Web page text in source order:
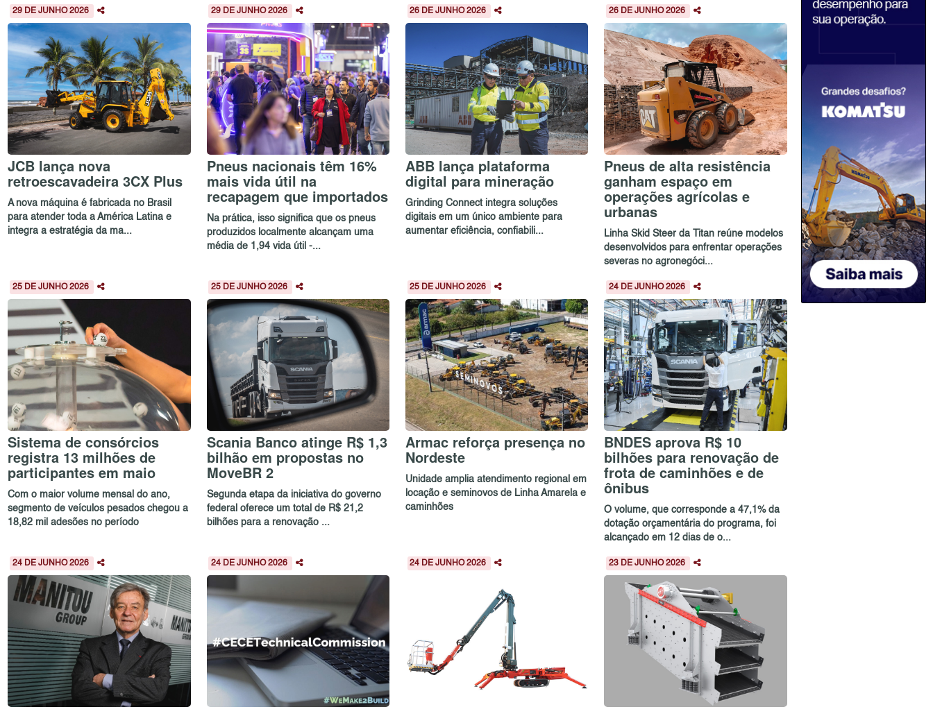
29 DE JUNHO 2026
JCB lança nova
retroescavadeira 3CX Plus
A nova máquina é fabricada no Brasil
para atender toda a América Latina e
integra a estratégia da ma...
29 DE JUNHO 2026
Pneus nacionais têm 16%
mais vida útil na
recapagem que importados
Na prática, isso significa que os pneus
produzidos localmente alcançam uma
média de 1,94 vida útil -...
26 DE JUNHO 2026
ABB lança plataforma
digital para mineração
Grinding Connect integra soluções
digitais em um único ambiente para
aumentar eficiência, confiabili...
26 DE JUNHO 2026
Pneus de alta resistência
ganham espaço em
operações agrícolas e
urbanas
Linha Skid Steer da Titan reúne modelos
desenvolvidos para enfrentar operações
severas no agronegóci...
25 DE JUNHO 2026
Sistema de consórcios
registra 13 milhões de
participantes em maio
Com o maior volume mensal do ano,
segmento de veículos pesados chegou a
18,82 mil adesões no período
25 DE JUNHO 2026
Scania Banco atinge R$ 1,3
bilhão em propostas no
MoveBR 2
Segunda etapa da iniciativa do governo
federal oferece um total de R$ 21,2
bilhões para a renovação ...
25 DE JUNHO 2026
Armac reforça presença no
Nordeste
Unidade amplia atendimento regional em
locação e seminovos de Linha Amarela e
caminhões
24 DE JUNHO 2026
BNDES aprova R$ 10
bilhões para renovação de
frota de caminhões e de
ônibus
O volume, que corresponde a 47,1% da
dotação orçamentária do programa, foi
alcançado em 12 dias de o...
24 DE JUNHO 2026 24 DE JUNHO 2026 24 DE JUNHO 2026 23 DE JUNHO 2026